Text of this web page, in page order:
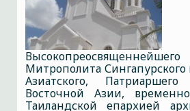
Митрополита
Азиатского,
Восточной Азии,
Таиландской епархией